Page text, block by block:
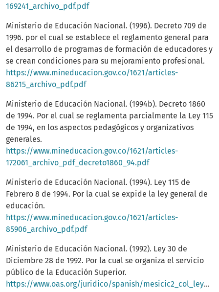
169241_archivo_pdf.pdf
Ministerio de Educación Nacional. (1996). Decreto 709 de
1996. por el cual se establece el reglamento general para
el desarrollo de programas de formación de educadores y
se crean condiciones para su mejoramiento profesional.
https://www.mineducacion.gov.co/1621/articles-
86215_archivo_pdf.pdf
Ministerio de Educación Nacional. (1994b). Decreto 1860
de 1994. Por el cual se reglamenta parcialmente la Ley 115
de 1994, en los aspectos pedagógicos y organizativos
generales.
https://www.mineducacion.gov.co/1621/articles-
172061_archivo_pdf_decreto1860_94.pdf
Ministerio de Educación Nacional. (1994). Ley 115 de
Febrero 8 de 1994. Por la cual se expide la ley general de
educación.
https://www.mineducacion.gov.co/1621/articles-
85906_archivo_pdf.pdf
Ministerio de Educación Nacional. (1992). Ley 30 de
Diciembre 28 de 1992. Por la cual se organiza el servicio
público de la Educación Superior.
https://www.oas.org/juridico/spanish/mesicic2_col_ley_30_sp